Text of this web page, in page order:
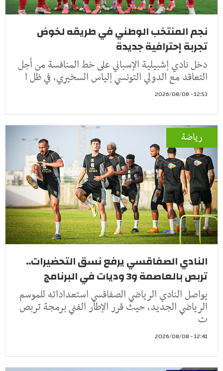
نجم المنتخب الوطني في طريقه لخوض
تجربة إحترافية جديدة
دخل نادي إشبيلية الإسباني على خط المنافسة من أجل
التعاقد مع الدولي التونسي إلياس السخيري، في ظل ا
12:53 - 2026/08/08
رياضة
النادي الصفاقسي يرفع نسق التحضيرات..
تربص بالعاصمة و3 وديات في البرنامج
يواصل النادي الرياضي الصفاقسي استعداداته للموسم
الرياضي الجديد، حيث قرر الإطار الفني برمجة تربص
ت
12:41 - 2026/08/08